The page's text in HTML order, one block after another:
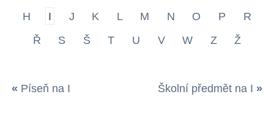
H
I J K L M N O P
R
Ř
S Š T U V W Z Ž
« Píseň na I Školní předmět na I »